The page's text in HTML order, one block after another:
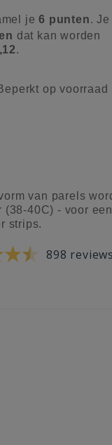
je6 punten. Je
dat kan worden
.
op voorraad
van parels
(38-40C) - voor een
strips.
898